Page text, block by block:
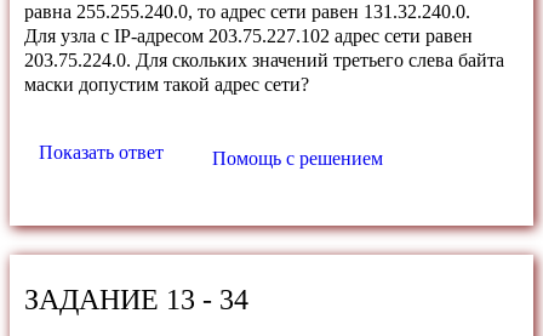
равна 255.255.240.0, то адрес сети равен 131.32.240.0.
Для узла с IP-адресом 203.75.227.102 адрес сети равен
203.75.224.0. Для скольких значений третьего слева байта
маски допустим такой адрес сети?
Показать ответ Помощь с решением
ЗАДАНИЕ 13 - 34